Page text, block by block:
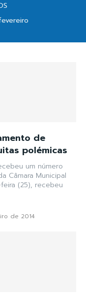
de
polémicas
um número
Câmara Municipal
(25), recebeu
de 2014